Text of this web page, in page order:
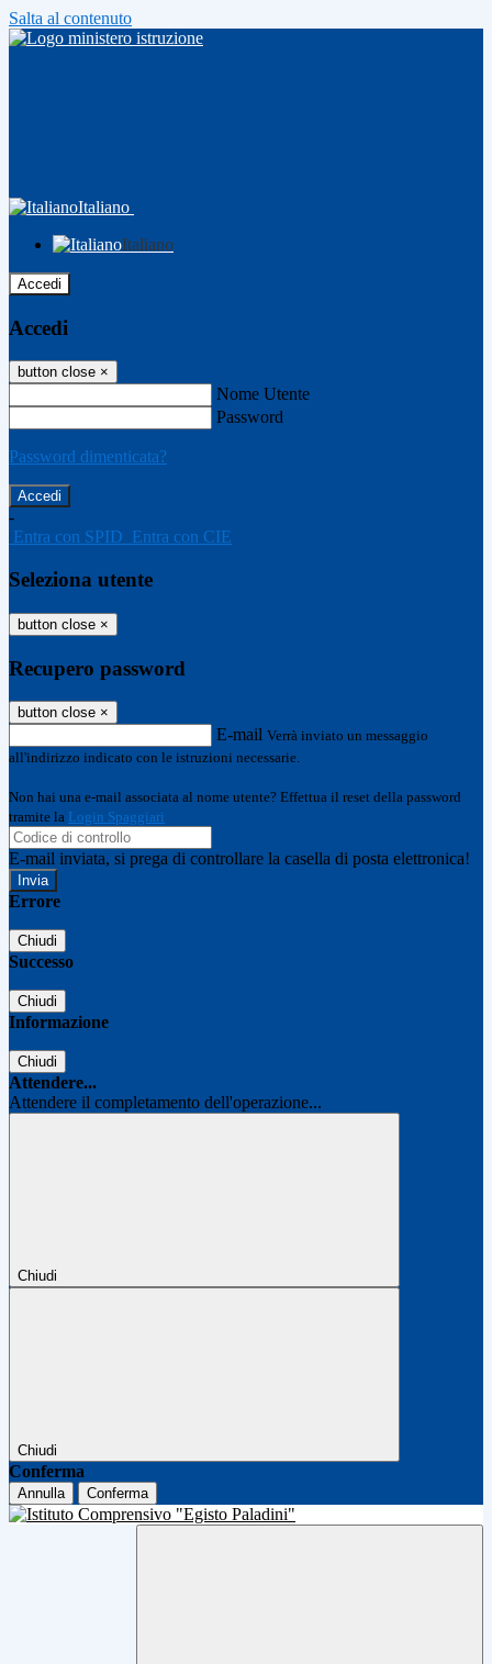
Salta al contenuto
Italiano
Italiano
Accedi
Accedi
button close ×
Nome Utente
Password
Password dimenticata?
-
Entra con SPID Entra con CIE
Seleziona utente
button close ×
Recupero password
button close ×
E-mail Verrà inviato un messaggio
all'indirizzo indicato con le istruzioni necessarie.
Non hai una e-mail associata al nome utente? Effettua il reset della password
tramite la Login Spaggiari
E-mail inviata, si prega di controllare la casella di posta elettronica!
Errore
Chiudi
Successo
Chiudi
Informazione
Chiudi
Attendere...
Attendere il completamento dell'operazione...
Chiudi
Chiudi
Conferma
Annulla Conferma